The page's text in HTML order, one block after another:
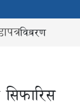
विवरण